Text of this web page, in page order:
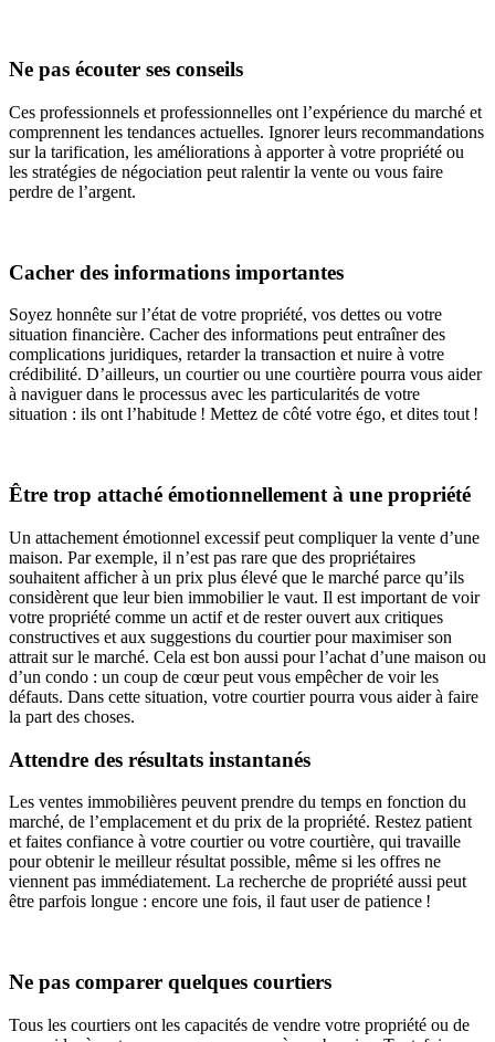
Ne pas écouter ses conseils
Ces professionnels et professionnelles ont l’expérience du marché et
comprennent les tendances actuelles. Ignorer leurs recommandations
sur la tarification, les améliorations à apporter à votre propriété ou
les stratégies de négociation peut ralentir la vente ou vous faire
perdre de l’argent.
Cacher des informations importantes
Soyez honnête sur l’état de votre propriété, vos dettes ou votre
situation financière. Cacher des informations peut entraîner des
complications juridiques, retarder la transaction et nuire à votre
crédibilité. D’ailleurs, un courtier ou une courtière pourra vous aider
à naviguer dans le processus avec les particularités de votre
situation : ils ont l’habitude ! Mettez de côté votre égo, et dites tout !
Être trop attaché émotionnellement à une propriété
Un attachement émotionnel excessif peut compliquer la vente d’une
maison. Par exemple, il n’est pas rare que des propriétaires
souhaitent afficher à un prix plus élevé que le marché parce qu’ils
considèrent que leur bien immobilier le vaut. Il est important de voir
votre propriété comme un actif et de rester ouvert aux critiques
constructives et aux suggestions du courtier pour maximiser son
attrait sur le marché. Cela est bon aussi pour l’achat d’une maison ou
d’un condo : un coup de cœur peut vous empêcher de voir les
défauts. Dans cette situation, votre courtier pourra vous aider à faire
la part des choses.
Attendre des résultats instantanés
Les ventes immobilières peuvent prendre du temps en fonction du
marché, de l’emplacement et du prix de la propriété. Restez patient
et faites confiance à votre courtier ou votre courtière, qui travaille
pour obtenir le meilleur résultat possible, même si les offres ne
viennent pas immédiatement. La recherche de propriété aussi peut
être parfois longue : encore une fois, il faut user de patience !
Ne pas comparer quelques courtiers
Tous les courtiers ont les capacités de vendre votre propriété ou de